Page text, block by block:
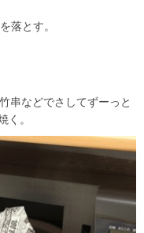
落とす。
串などでさしてずーっと
く。